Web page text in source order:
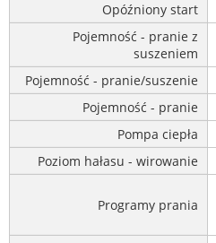
Opóźniony start
Pojemność - pranie z
suszeniem
Pojemność - pranie/suszenie
Pojemność - pranie
Pompa ciepła
Poziom hałasu - wirowanie
Programy prania